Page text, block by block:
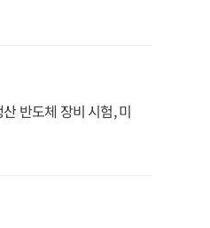
반도체 장비 시험, 미